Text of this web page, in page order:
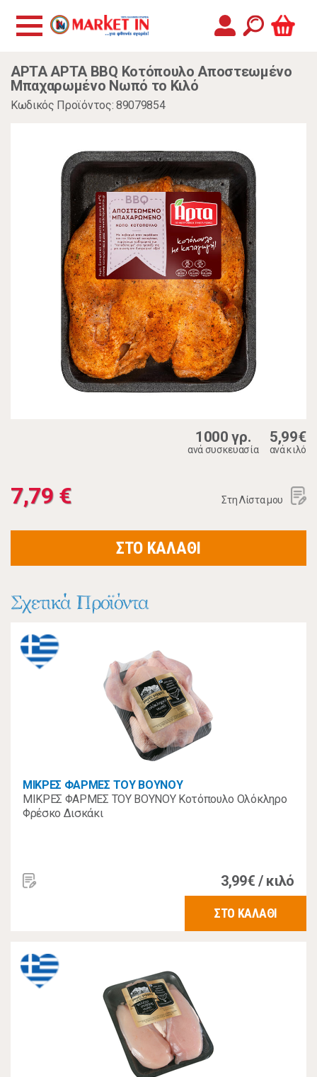
ΑΡΤΑ ΑΡΤΑ BBQ Κοτόπουλο Αποστεωμένο
Μπαχαρωμένο Νωπό το Κιλό
Κωδικός Προϊόντος: 89079854
1000 γρ.
ανά συσκευασία
5,99€
ανά κιλό
7,79 € Στη Λίστα μου
ΣΤΟ ΚΑΛΑΘΙ
Σχετικά Προϊόντα
ΜΙΚΡΕΣ ΦΑΡΜΕΣ ΤΟΥ ΒΟΥΝΟΥ
ΜΙΚΡΕΣ ΦΑΡΜΕΣ ΤΟΥ ΒΟΥΝΟΥ Κοτόπουλο Ολόκληρο
Φρέσκο Δισκάκι
3,99€ / κιλό
ΣΤΟ ΚΑΛΑΘΙ